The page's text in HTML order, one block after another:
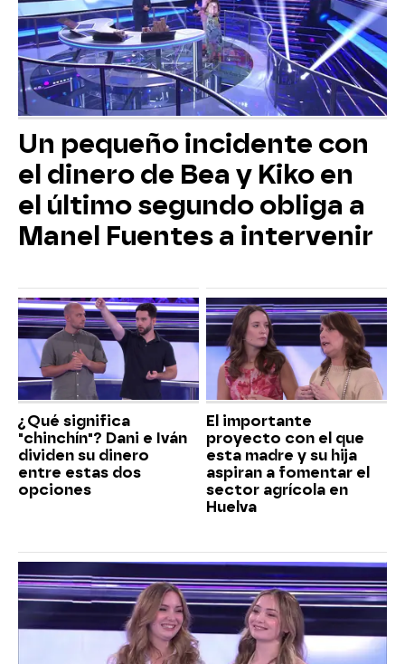
Un pequeño incidente con
el dinero de Bea y Kiko en
el último segundo obliga a
Manel Fuentes a intervenir
¿Qué significa
"chinchín"? Dani e Iván
dividen su dinero
entre estas dos
opciones
El importante
proyecto con el que
esta madre y su hija
aspiran a fomentar el
sector agrícola en
Huelva